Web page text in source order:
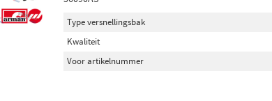
Type versnellingsbak
Kwaliteit
Voor artikelnummer